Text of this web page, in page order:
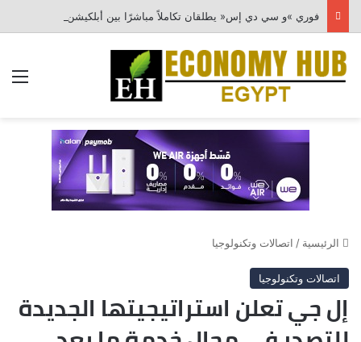
الرئيسية / اتصالات وتكنولوجيا
اتصالات وتكنولوجيا
إل جي تعلن استراتيجيتها الجديدة